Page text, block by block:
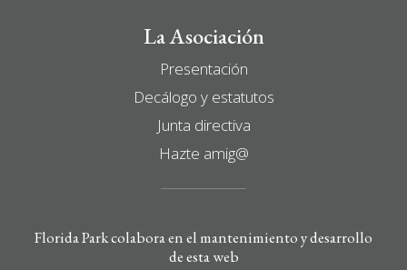
La Asociación
Presentación
Decálogo y estatutos
Junta directiva
Hazte amig@
Florida Park colabora en el mantenimiento y desarrollo
de esta web